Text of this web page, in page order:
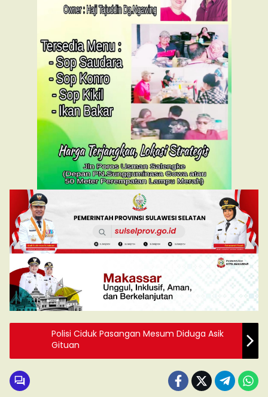
Polisi Ciduk Pasangan Mesum Diduga Asik
Gituan